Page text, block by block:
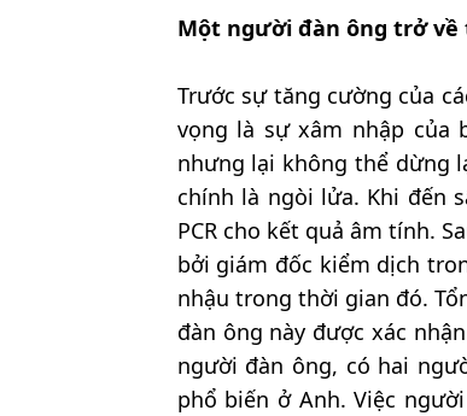
Một người đàn ông trở
Trước sự tăng cường của
vọng là sự xâm nhập của
nhưng lại không thể dừng
chính là ngòi lửa. Khi đến
PCR cho kết quả âm tính.
bởi giám đốc kiểm dịch
nhậu trong thời gian đó.
đàn ông này được xác
người đàn ông, có hai
phổ biến ở Anh. Việc